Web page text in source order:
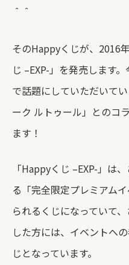
＾＾
そのHappyくじが、2016
じ –EXP-」を発売します
で話題にしていただいて
ーク ルトゥール」とのコ
ます！
「Happyくじ –EXP-」は
る「完全限定プレミアム
られるくじになっていて
した方には、イベントへ
じとなっています。